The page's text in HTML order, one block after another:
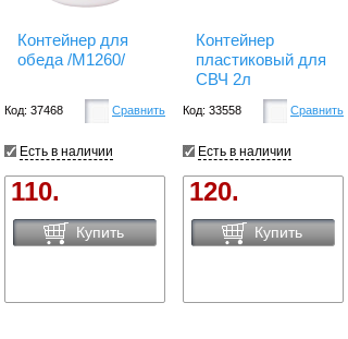
Контейнер для
обеда /М1260/
Код: 37468 Сравнить
Есть в наличии
110.
Купить
Контейнер
пластиковый для
СВЧ 2л
Код: 33558 Сравнить
Есть в наличии
120.
Купить